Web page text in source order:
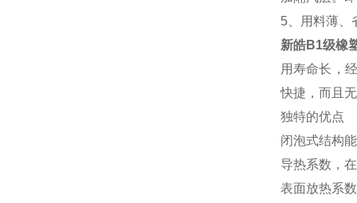
5、用料薄、
新皓B1级橡
用寿命长，
快捷，而且
独特的优点
闭泡式结构
导热系数，
表面放热系